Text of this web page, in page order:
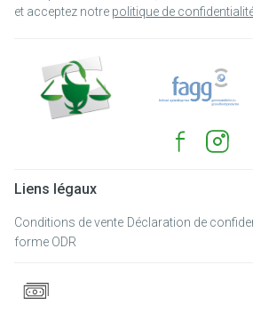
et acceptez notre politique de
Liens légaux
Conditions de vente Déclaration de
forme ODR